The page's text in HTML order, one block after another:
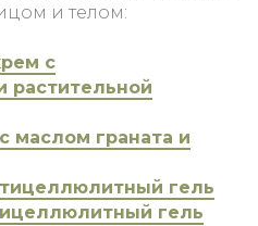
и телом:
с
растительной
маслом граната и
гель
гель